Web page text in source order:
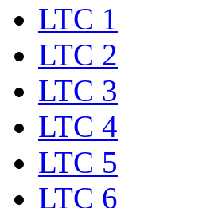
LTC 1
LTC 2
LTC 3
LTC 4
LTC 5
LTC 6